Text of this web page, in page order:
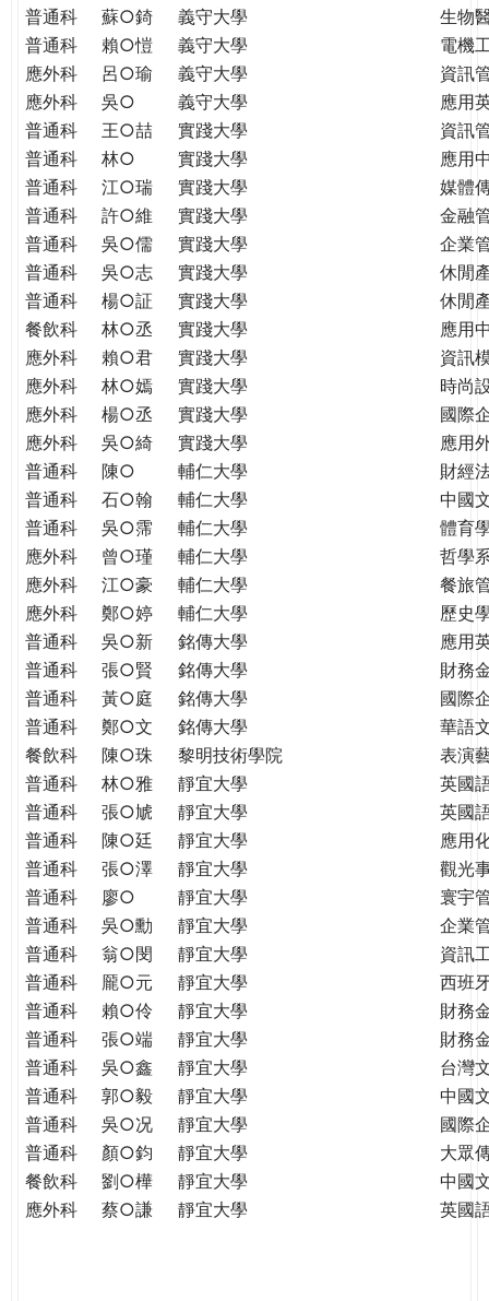
普通科
蘇○錡 義守大學
生物
普通科
賴○愷 義守大學
電機
應外科
呂○瑜 義守大學
資訊
應外科
吳○ 義守大學
應用
普通科
王○喆 實踐大學
資訊
普通科
林○ 實踐大學
應用
普通科
江○瑞 實踐大學
媒體
普通科
許○維 實踐大學
金融
普通科
吳○儒 實踐大學
企業
普通科
吳○志 實踐大學
休閒
普通科
楊○証 實踐大學
休閒
餐飲科
林○丞 實踐大學
應用
應外科
賴○君 實踐大學
資訊
應外科
林○嫣 實踐大學
時尚
應外科
楊○丞 實踐大學
國際
應外科
吳○綺 實踐大學
應用
普通科
陳○ 輔仁大學
財經
普通科
石○翰 輔仁大學
中國
普通科
吳○霈 輔仁大學
體育
應外科
曾○瑾 輔仁大學
哲學
應外科
江○豪 輔仁大學
餐旅
應外科
鄭○婷 輔仁大學
歷史
普通科
吳○新 銘傳大學
應用
普通科
張○賢 銘傳大學
財務
普通科
黃○庭 銘傳大學
國際
普通科
鄭○文 銘傳大學
華語
餐飲科
陳○珠 黎明技術學院
表演
普通科
林○雅 靜宜大學
英國
普通科
張○虓 靜宜大學
英國
普通科
陳○廷 靜宜大學
應用
普通科
張○澤 靜宜大學
觀光
普通科
廖○ 靜宜大學
寰宇
普通科
吳○勳 靜宜大學
企業
普通科
翁○閔 靜宜大學
資訊
普通科
龎○元 靜宜大學
西班
普通科
賴○伶 靜宜大學
財務
普通科
張○端 靜宜大學
財務
普通科
吳○鑫 靜宜大學
台灣
普通科
郭○毅 靜宜大學
中國
普通科
吳○况 靜宜大學
國際
普通科
顏○鈞 靜宜大學
大眾
餐飲科
劉○樺 靜宜大學
中國
應外科
蔡○謙 靜宜大學 英國